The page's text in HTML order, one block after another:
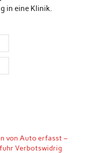
in eine Klinik.
von Auto erfasst –
Verbotswidrig